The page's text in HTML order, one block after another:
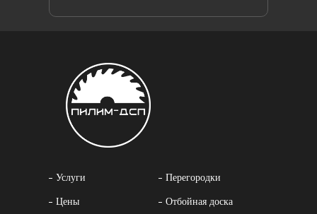
Услуги
Цены
Перегородки
Отбойная доска